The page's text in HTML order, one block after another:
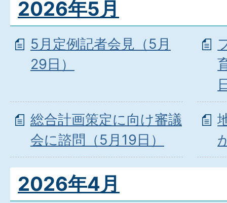
2026年5月
5月定例記者会見（5月
29日）
総合計画策定に向け審議
会に諮問（5月19日）
2026年4月